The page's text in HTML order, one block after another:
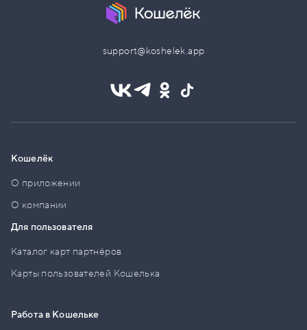
support@koshelek.app
Кошелёк
О приложении
О компании
Для пользователя
Каталог карт партнёров
Карты пользователей Кошелька
Работа в Кошельке